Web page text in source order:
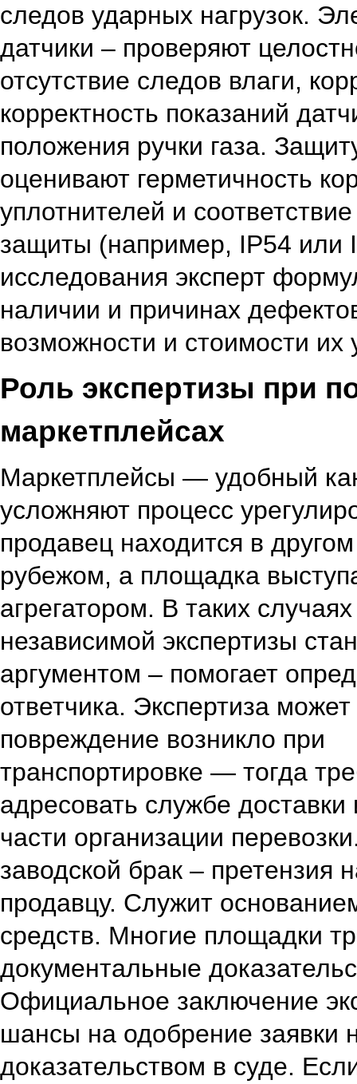
следов ударных нагрузок.
датчики – проверяют
отсутствие следов влаги,
корректность показаний
положения ручки газа.
оценивают герметичность
уплотнителей и
защиты (например, IP54 или
исследования эксперт
наличии и причинах
возможности и стоимости их
Роль экспертизы при
маркетплейсах
Маркетплейсы — удобный
усложняют процесс
продавец находится в
рубежом, а площадка
агрегатором. В таких
независимой экспертизы
аргументом – помогает
ответчика. Экспертиза может
повреждение возникло при
транспортировке — тогда
адресовать службе
части организации
заводской брак – претензия
продавцу. Служит
средств. Многие площадки
документальные
Официальное заключение
шансы на одобрение заявки
доказательством в суде.